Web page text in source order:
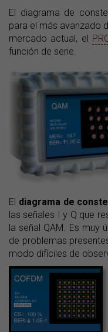
El diagrama de
para el más avanzado
mercado actual, el
función de serie.
El diagrama de
las señales I y Q que
la señal QAM. Es muy
de problemas
modo difíciles de